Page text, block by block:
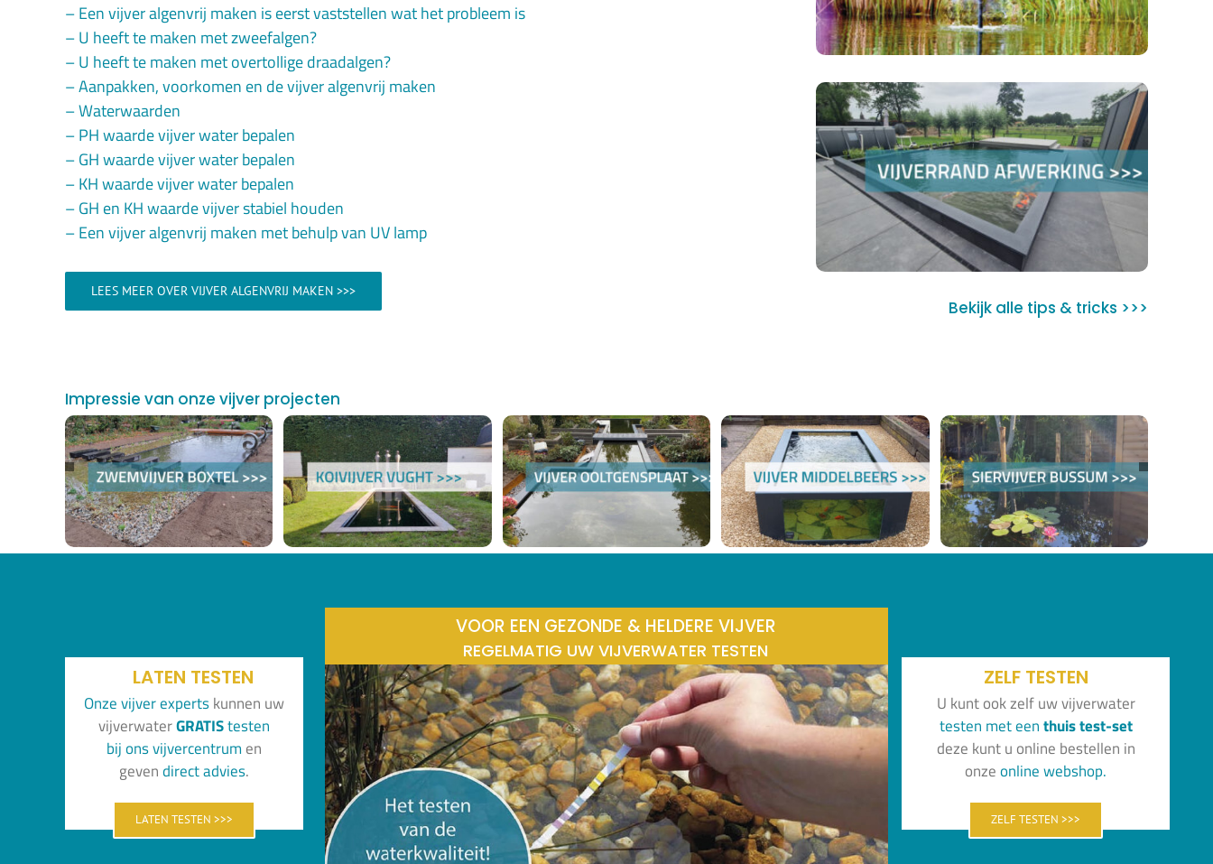
– Een vijver algenvrij maken is eerst vaststellen wat het probleem is
– U heeft te maken met zweefalgen?
– U heeft te maken met overtollige draadalgen?
– Aanpakken, voorkomen en de vijver algenvrij maken
– Waterwaarden
– PH waarde vijver water bepalen
– GH waarde vijver water bepalen
– KH waarde vijver water bepalen
– GH en KH waarde vijver stabiel houden
– Een vijver algenvrij maken met behulp van UV lamp
LEES MEER OVER VIJVER ALGENVRIJ MAKEN >>>
Bekijk alle tips & tricks >>>
Impressie van onze vijver projecten
LATEN TESTEN
Onze vijver expertskunnen uw
vijverwaterGRATIStesten
bijonsvijvercentrum en
gevendirect advies.
LATEN TESTEN >>>
VOOR EEN GEZONDE & HELDERE VIJVER
REGELMATIG UW VIJVERWATER TESTEN
ZELF TESTEN
U kunt ook zelf uw vijverwater
testen meteenthuistest-set
deze kunt u online bestellen in
onzeonlinewebshop.
ZELF TESTEN >>>